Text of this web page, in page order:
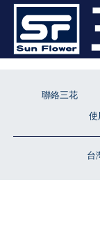
台
聯絡三花
使